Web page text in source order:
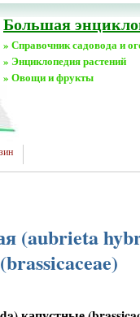
Большая
» Справочник садовода и
» Энциклопедия растений
» Овощи и фрукты
(aubrieta
(brassicaceae)